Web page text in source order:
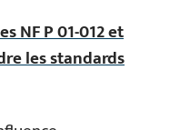
NF P 01-012 et
les standards